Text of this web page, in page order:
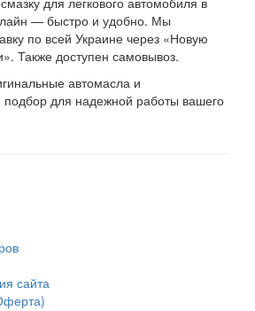
— быстро и удобно. Мы
по всей Украине через «Новую
Также доступен самовывоз.
автомасла и
для надежной работы вашего
сайта